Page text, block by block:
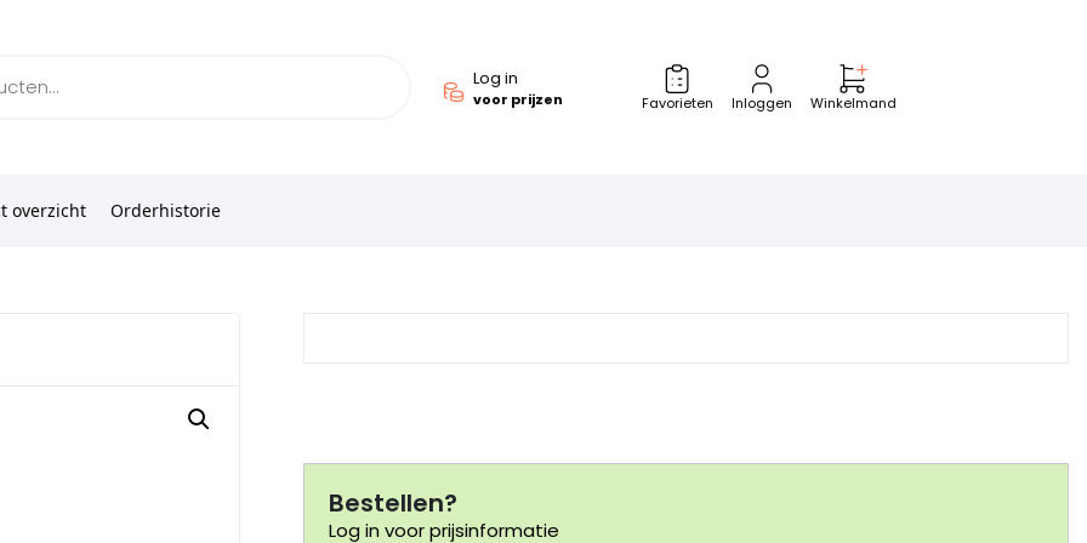
Log in
voor prijzen Favorieten Inloggen Winkelmand
overzicht Orderhistorie
Bestellen?
Log in voor prijsinformatie